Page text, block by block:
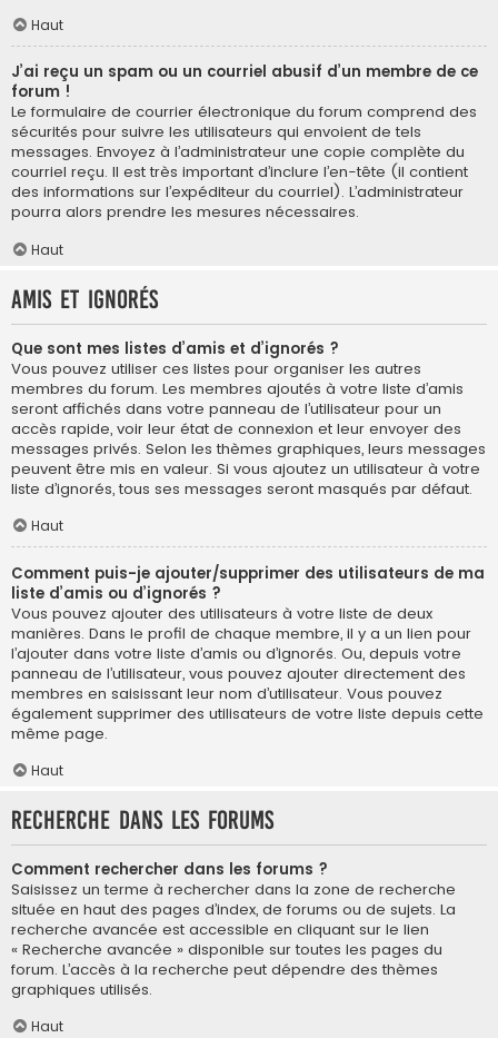
Haut
J’ai reçu un spam ou un courriel abusif d’un membre de ce
forum !
Le formulaire de courrier électronique du forum comprend des
sécurités pour suivre les utilisateurs qui envoient de tels
messages. Envoyez à l’administrateur une copie complète du
courriel reçu. Il est très important d’inclure l’en-tête (il contient
des informations sur l’expéditeur du courriel). L’administrateur
pourra alors prendre les mesures nécessaires.
Haut
Amis et ignorés
Que sont mes listes d’amis et d’ignorés ?
Vous pouvez utiliser ces listes pour organiser les autres
membres du forum. Les membres ajoutés à votre liste d’amis
seront affichés dans votre panneau de l’utilisateur pour un
accès rapide, voir leur état de connexion et leur envoyer des
messages privés. Selon les thèmes graphiques, leurs messages
peuvent être mis en valeur. Si vous ajoutez un utilisateur à votre
liste d’ignorés, tous ses messages seront masqués par défaut.
Haut
Comment puis-je ajouter/supprimer des utilisateurs de ma
liste d’amis ou d’ignorés ?
Vous pouvez ajouter des utilisateurs à votre liste de deux
manières. Dans le profil de chaque membre, il y a un lien pour
l’ajouter dans votre liste d’amis ou d’ignorés. Ou, depuis votre
panneau de l’utilisateur, vous pouvez ajouter directement des
membres en saisissant leur nom d’utilisateur. Vous pouvez
également supprimer des utilisateurs de votre liste depuis cette
même page.
Haut
Recherche dans les forums
Comment rechercher dans les forums ?
Saisissez un terme à rechercher dans la zone de recherche
située en haut des pages d’index, de forums ou de sujets. La
recherche avancée est accessible en cliquant sur le lien
« Recherche avancée » disponible sur toutes les pages du
forum. L’accès à la recherche peut dépendre des thèmes
graphiques utilisés.
Haut